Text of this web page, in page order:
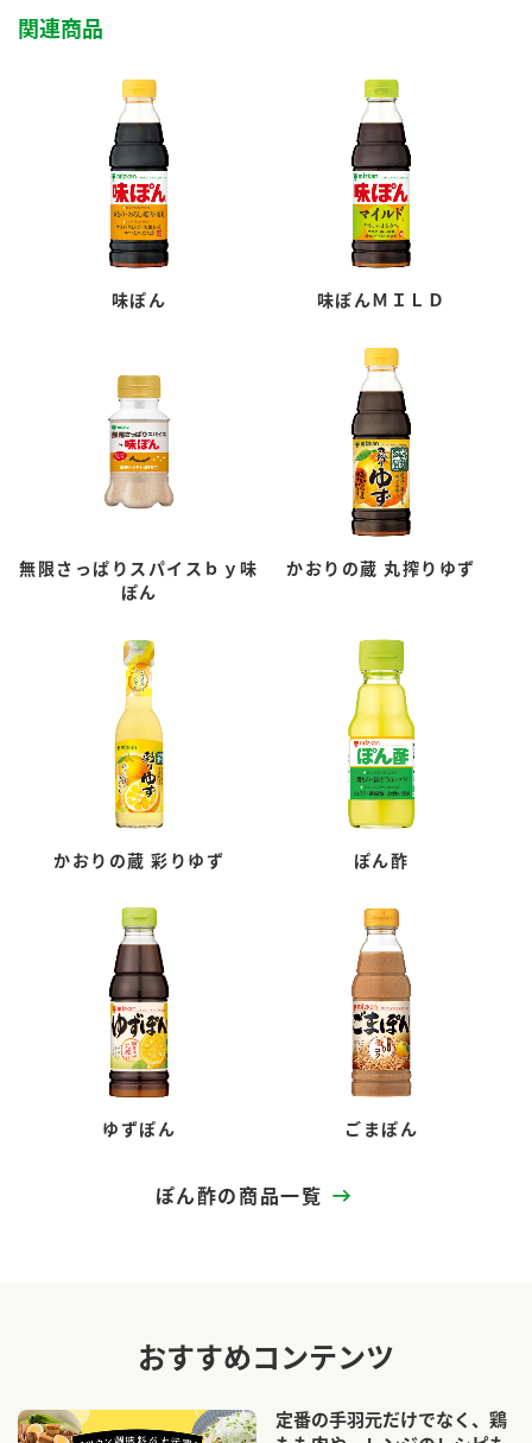
関連商品
味ぽん 味ぽんＭＩＬＤ
無限さっぱりスパイスｂｙ味
ぽん
かおりの蔵 丸搾りゆず
かおりの蔵 彩りゆず ぽん酢
ゆずぽん ごまぽん
ぽん酢の商品一覧
おすすめコンテンツ
定番の手羽元だけでなく、鶏